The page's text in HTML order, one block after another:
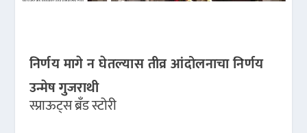
निर्णय मागे न घेतल्यास तीव्र आंदोलनाचा निर्णय
उन्मेष गुजराथी
स्प्राऊट्स ब्रँड स्टोरी